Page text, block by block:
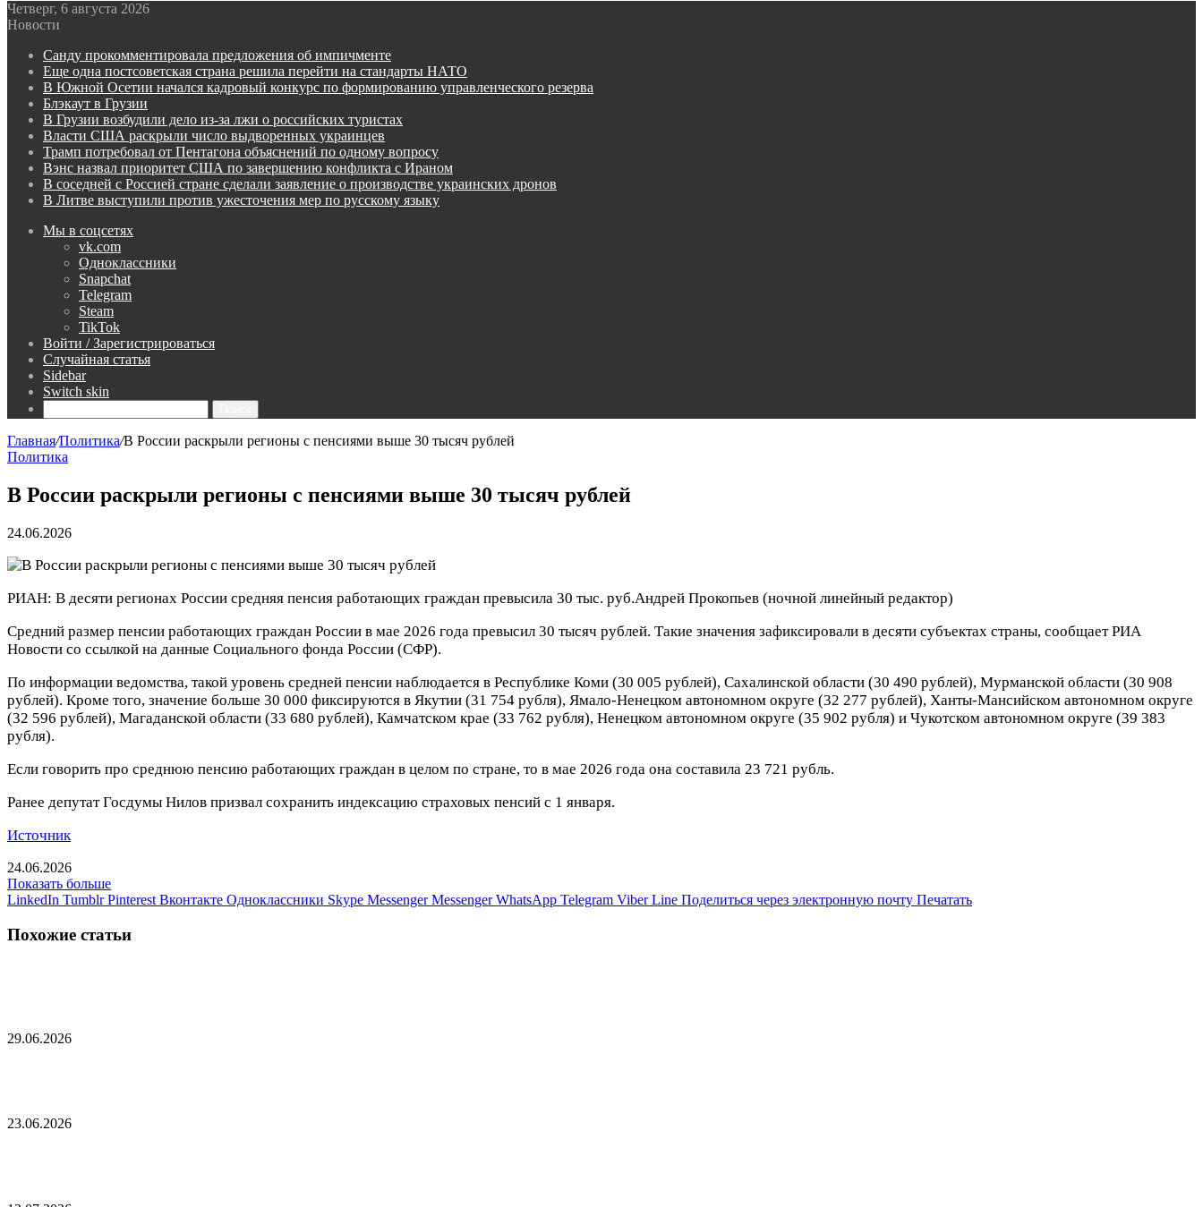
Четверг, 6 августа 2026
Новости
Санду прокомментировала предложения об импичменте
Еще одна постсоветская страна решила перейти на стандарты НАТО
В Южной Осетии начался кадровый конкурс по формированию управленческого резерва
Блэкаут в Грузии
В Грузии возбудили дело из-за лжи о российских туристах
Власти США раскрыли число выдворенных украинцев
Трамп потребовал от Пентагона объяснений по одному вопросу
Вэнс назвал приоритет США по завершению конфликта с Ираном
В соседней с Россией стране сделали заявление о производстве украинских дронов
В Литве выступили против ужесточения мер по русскому языку
Мы в соцсетях
vk.com
Одноклассники
Snapchat
Telegram
Steam
TikTok
Войти / Зарегистрироваться
Случайная статья
Sidebar
Switch skin
Главная/Политика/В России раскрыли регионы с пенсиями выше 30 тысяч рублей
Политика
В России раскрыли регионы с пенсиями выше 30 тысяч рублей
24.06.2026
РИАН: В десяти регионах России средняя пенсия работающих граждан превысила 30 тыс. руб.Андрей Прокопьев (ночной линейный редактор)
Средний размер пенсии работающих граждан России в мае 2026 года превысил 30 тысяч рублей. Такие значения зафиксировали в десяти субъектах страны, сообщает РИА
Новости со ссылкой на данные Социального фонда России (СФР).
По информации ведомства, такой уровень средней пенсии наблюдается в Республике Коми (30 005 рублей), Сахалинской области (30 490 рублей), Мурманской области (30 908
рублей). Кроме того, значение больше 30 000 фиксируются в Якутии (31 754 рубля), Ямало-Ненецком автономном округе (32 277 рублей), Ханты-Мансийском автономном округе
(32 596 рублей), Магаданской области (33 680 рублей), Камчатском крае (33 762 рубля), Ненецком автономном округе (35 902 рубля) и Чукотском автономном округе (39 383
рубля).
Если говорить про среднюю пенсию работающих граждан в целом по стране, то в мае 2026 года она составила 23 721 рубль.
Ранее депутат Госдумы Нилов призвал сохранить индексацию страховых пенсий с 1 января.
Источник
24.06.2026
Показать больше
LinkedIn Tumblr Pinterest Вконтакте Одноклассники Skype Messenger Messenger WhatsApp Telegram Viber Line Поделиться через электронную почту Печатать
Похожие статьи
29.06.2026
23.06.2026